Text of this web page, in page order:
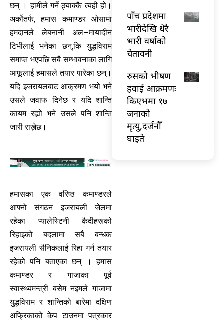
छन् । हामीले गर्ने ठ्याक्कै त्यही हो।
अर्कोतर्फ, हमास कमाण्डर ओसामा
हमदानले लेबनानी अल–मायादीन
टिभीलाई भनेका छन्,कि युद्धविराम
समाप्त भएपछि सबै सम्भावनाका लागि
आफूलाई हमासले तयार पारेका छन्।
यदि इजरायलबाट आक्रमण भयो भने
उसले जवाफ दिनेछ र यदि शान्ति
कायम रह्यो भने उसले पनि शान्ति
जारी राख्नेछ।
हमासका एक वरिष्ठ कमाण्डरले
आफ्नो संगठन इजरायली जेलमा
रहेका प्यालेस्टिनी कैदीहरूको
रिहाइको बदलामा सबै बन्धक
इजरायली सैनिकलाई रिहा गर्न तयार
रहेको पनि बताएका छन् । हमास
कमाण्डर र गाजाका पूर्व
स्वास्थ्यमन्त्री बसेम नइमले गाजामा
युद्धविराम र शान्तिको बारेमा दक्षिण
अफ्रिकाको केप टाउनमा पत्रकार
पाँच प्रदेशमा
भारीदेखि धेरै
भारी वर्षाको
चेतावनी
रुसको भीषण
हवाई आक्रमणः
किएभमा १७
जनाको
मृत्यु,दर्जनौँ
घाइते